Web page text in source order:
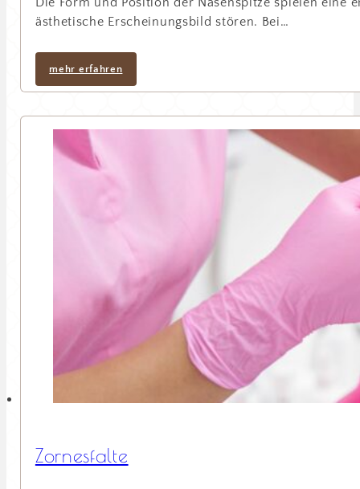
ästhetische Erscheinungsbild stören. Bei…
mehr erfahren
Zornesfalte